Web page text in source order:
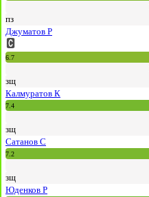
пз
Джуматов Р
6.7
зщ
Калмуратов К
7.4
зщ
Сатанов С
7.2
зщ
Юденков Р